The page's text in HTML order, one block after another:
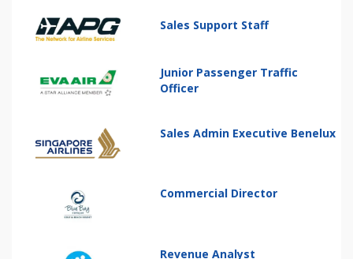
Sales Support Staff
Junior Passenger Traffic
Officer
Sales Admin Executive Benelux
Commercial Director
Revenue Analyst